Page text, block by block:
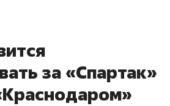
за «Спартак»